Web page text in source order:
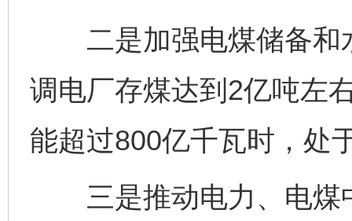
二是加强电煤储备和
调电厂存煤达到2亿吨左
能超过800亿千瓦时，处
三是推动电力、电煤